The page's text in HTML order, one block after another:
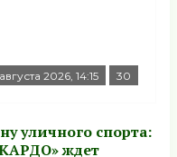
2026, 14:15 30
уличного спорта:
ждет